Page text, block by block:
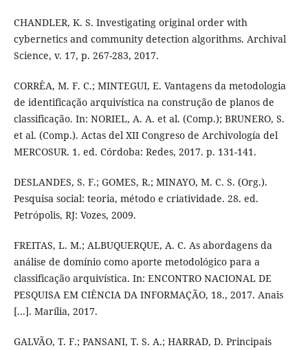
CHANDLER, K. S. Investigating original order with
cybernetics and community detection algorithms. Archival
Science, v. 17, p. 267-283, 2017.
CORRÊA, M. F. C.; MINTEGUI, E. Vantagens da metodologia
de identificação arquivística na construção de planos de
classificação. In: NORIEL, A. A. et al. (Comp.); BRUNERO, S.
et al. (Comp.). Actas del XII Congreso de Archivología del
MERCOSUR. 1. ed. Córdoba: Redes, 2017. p. 131-141.
DESLANDES, S. F.; GOMES, R.; MINAYO, M. C. S. (Org.).
Pesquisa social: teoria, método e criatividade. 28. ed.
Petrópolis, RJ: Vozes, 2009.
FREITAS, L. M.; ALBUQUERQUE, A. C. As abordagens da
análise de domínio como aporte metodológico para a
classificação arquivística. In: ENCONTRO NACIONAL DE
PESQUISA EM CIÊNCIA DA INFORMAÇÃO, 18., 2017. Anais
[...]. Marília, 2017.
GALVÃO, T. F.; PANSANI, T. S. A.; HARRAD, D. Principais